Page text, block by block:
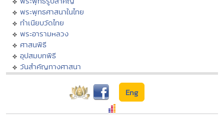
พระพุทธศาสนาในไทย
ทำเนียบวัดไทย
พระอารามหลวง
ศาสนพิธี
อุปสมบทพิธี
วันสำคัญทางศาสนา
Eng